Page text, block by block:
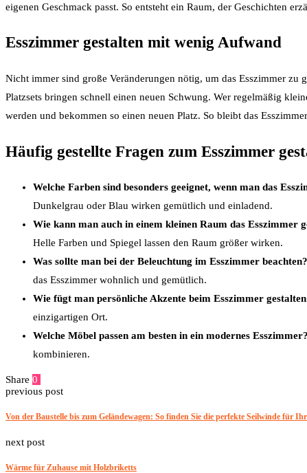
eigenen Geschmack passt. So entsteht ein Raum, der Geschichten
Esszimmer gestalten mit wenig Aufwand
Nicht immer sind große Veränderungen nötig, um das Esszimmer zu
Platzsets bringen schnell einen neuen Schwung. Wer regelmäßig
werden und bekommen so einen neuen Platz. So bleibt das
Häufig gestellte Fragen zum Esszimmer
Welche Farben sind besonders geeignet, wenn man das
Dunkelgrau oder Blau wirken gemütlich und einladend.
Wie kann man auch in einem kleinen Raum das Esszimmer
Helle Farben und Spiegel lassen den Raum größer wirken.
Was sollte man bei der Beleuchtung im Esszimmer beachten?
das Esszimmer wohnlich und gemütlich.
Wie fügt man persönliche Akzente beim Esszimmer
einzigartigen Ort.
Welche Möbel passen am besten in ein modernes Esszimmer?
kombinieren.
Share 0
previous post
Von der Baustelle bis zum Geländewagen: So finden Sie die perfekte Seilwinde für
next post
Wärme für Zuhause mit Holzbriketts